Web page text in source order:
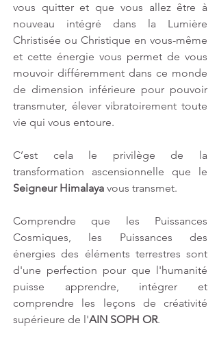
vous quitter et que vous allez être à
nouveau intégré dans la Lumière
Christisée ou Christique en vous-même
et cette énergie vous permet de vous
mouvoir différemment dans ce monde
de dimension inférieure pour pouvoir
transmuter, élever vibratoirement toute
vie qui vous entoure.
C’est cela le privilège de la
Seigneur Himalaya vous transmet.
Comprendre que les Puissances
Cosmiques, les Puissances des
énergies des éléments terrestres sont
d'une perfection pour que l'humanité
puisse apprendre, intégrer et
comprendre les leçons de créativité
supérieure de l'AIN SOPH OR.